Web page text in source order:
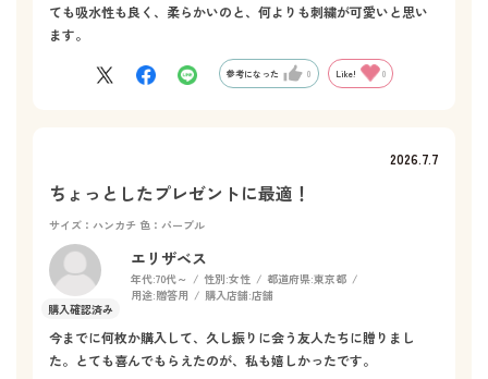
ても吸水性も良く、柔らかいのと、何よりも刺繍が可愛いと思い
ます。
参考になった 0 Like! 0
2026.7.7
ちょっとしたプレゼントに最適！
サイズ：ハンカチ 色：パープル
エリザベス
年代:70代～ 性別:女性 都道府県:東京都
用途:贈答用 購入店舗:店舗
今までに何枚か購入して、久し振りに会う友人たちに贈りまし
た。とても喜んでもらえたのが、私も嬉しかったです。